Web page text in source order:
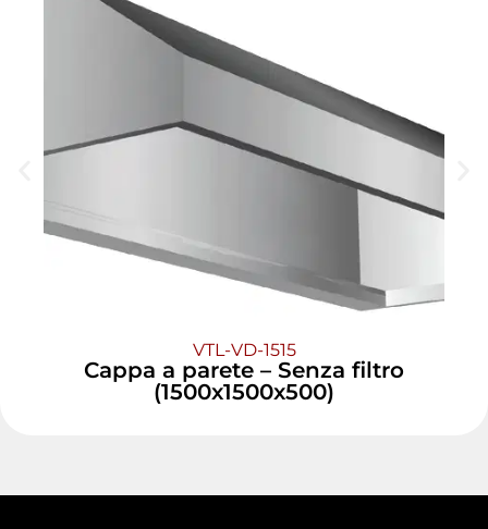
VTL-VD-1515
Cappa a parete – Senza filtro
(1500x1500x500)